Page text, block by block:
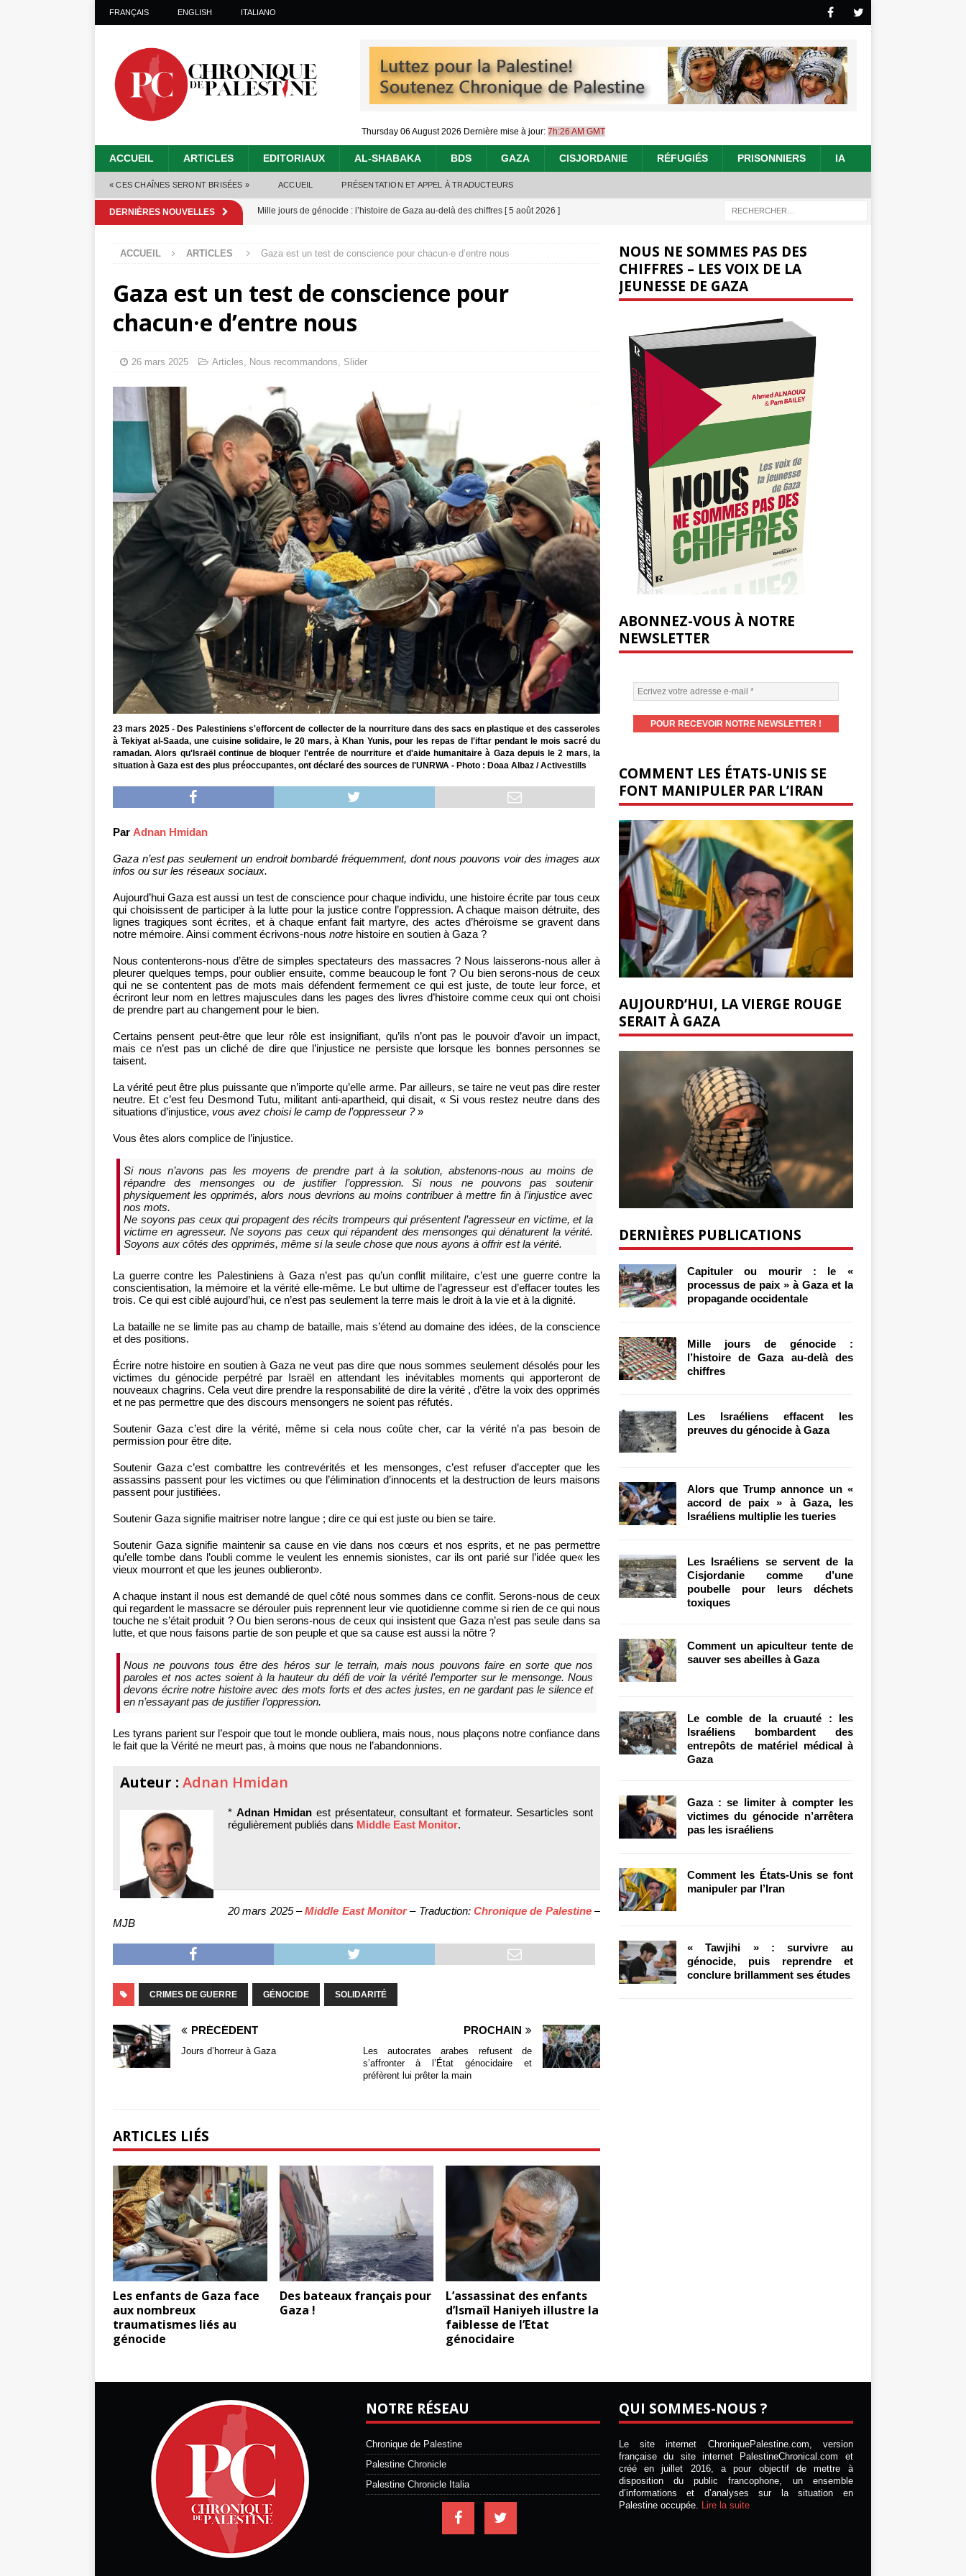
FRANÇAIS ENGLISH ITALIANO
Thursday 06 August 2026 Dernière mise à jour: 7h:26 AM GMT
ACCUEIL ARTICLES EDITORIAUX AL-SHABAKA BDS GAZA CISJORDANIE RÉFUGIÉS PRISONNIERS IA
« CES CHAÎNES SERONT BRISÉES » ACCUEIL PRÉSENTATION ET APPEL À TRADUCTEURS
DERNIÈRES NOUVELLES Mille jours de génocide : l’histoire de Gaza au-delà des chiffres [ 5 août 2026 ]
Alors que Trump annonce un « accord de paix » à Gaza, les Israéliens multiplie les
tueries[ 4 août 2026 ]
Les Israéliens se servent de la Cisjordanie comme d’une poubelle pour leurs déchets
toxiques[ 3 août 2026 ]
Capituler ou mourir : le « processus de paix » à Gaza et la propagande occidentale
ACCUEIL ARTICLES Gaza est un test de conscience pour chacun·e d’entre nous
Gaza est un test de conscience pour
chacun·e d’entre nous
26 mars 2025 Articles, Nous recommandons, Slider
23 mars 2025 - Des Palestiniens s'efforcent de collecter de la nourriture dans des sacs en plastique et des casseroles
à Tekiyat al-Saada, une cuisine solidaire, le 20 mars, à Khan Yunis, pour les repas de l'iftar pendant le mois sacré du
ramadan. Alors qu'Israël continue de bloquer l'entrée de nourriture et d'aide humanitaire à Gaza depuis le 2 mars, la
situation à Gaza est des plus préoccupantes, ont déclaré des sources de l'UNRWA - Photo : Doaa Albaz / Activestills
Par Adnan Hmidan
Gaza n’est pas seulement un endroit bombardé fréquemment, dont nous pouvons voir des images aux
infos ou sur les réseaux sociaux.
Aujourd’hui Gaza est aussi un test de conscience pour chaque individu, une histoire écrite par tous ceux
qui choisissent de participer à la lutte pour la justice contre l’oppression. A chaque maison détruite, des
lignes tragiques sont écrites, et à chaque enfant fait martyre, des actes d’héroïsme se gravent dans
notre mémoire. Ainsi comment écrivons-nous notre histoire en soutien à Gaza ?
Nous contenterons-nous d’être de simples spectateurs des massacres ? Nous laisserons-nous aller à
pleurer quelques temps, pour oublier ensuite, comme beaucoup le font ? Ou bien serons-nous de ceux
qui ne se contentent pas de mots mais défendent fermement ce qui est juste, de toute leur force, et
écriront leur nom en lettres majuscules dans les pages des livres d’histoire comme ceux qui ont choisi
de prendre part au changement pour le bien.
Certains pensent peut-être que leur rôle est insignifiant, qu’ils n’ont pas le pouvoir d’avoir un impact,
mais ce n’est pas un cliché de dire que l’injustice ne persiste que lorsque les bonnes personnes se
taisent.
La vérité peut être plus puissante que n’importe qu’elle arme. Par ailleurs, se taire ne veut pas dire rester
neutre. Et c’est feu Desmond Tutu, militant anti-apartheid, qui disait, « Si vous restez neutre dans des
situations d’injustice, vous avez choisi le camp de l’oppresseur ?»
Vous êtes alors complice de l’injustice.
Si nous n’avons pas les moyens de prendre part à la solution, abstenons-nous au moins de
répandre des mensonges ou de justifier l’oppression. Si nous ne pouvons pas soutenir
physiquement les opprimés, alors nous devrions au moins contribuer à mettre fin à l’injustice avec
nos mots.
Ne soyons pas ceux qui propagent des récits trompeurs qui présentent l’agresseur en victime, et la
victime en agresseur. Ne soyons pas ceux qui répandent des mensonges qui dénaturent la vérité.
Soyons aux côtés des opprimés, même si la seule chose que nous ayons à offrir est la vérité.
La guerre contre les Palestiniens à Gaza n’est pas qu’un conflit militaire, c’est une guerre contre la
conscientisation, la mémoire et la vérité elle-même. Le but ultime de l’agresseur est d’effacer toutes les
trois. Ce qui est ciblé aujourd’hui, ce n’est pas seulement la terre mais le droit à la vie et à la dignité.
La bataille ne se limite pas au champ de bataille, mais s’étend au domaine des idées, de la conscience
et des positions.
Écrire notre histoire en soutien à Gaza ne veut pas dire que nous sommes seulement désolés pour les
victimes du génocide perpétré par Israël en attendant les inévitables moments qui apporteront de
nouveaux chagrins. Cela veut dire prendre la responsabilité de dire la vérité , d’être la voix des opprimés
et ne pas permettre que des discours mensongers ne soient pas réfutés.
Soutenir Gaza c’est dire la vérité, même si cela nous coûte cher, car la vérité n’a pas besoin de
permission pour être dite.
Soutenir Gaza c’est combattre les contrevérités et les mensonges, c’est refuser d’accepter que les
assassins passent pour les victimes ou que l’élimination d’innocents et la destruction de leurs maisons
passent pour justifiées.
Soutenir Gaza signifie maitriser notre langue ; dire ce qui est juste ou bien se taire.
Soutenir Gaza signifie maintenir sa cause en vie dans nos cœurs et nos esprits, et ne pas permettre
qu’elle tombe dans l’oubli comme le veulent les ennemis sionistes, car ils ont parié sur l’idée que« les
vieux mourront et que les jeunes oublieront».
A chaque instant il nous est demandé de quel côté nous sommes dans ce conflit. Serons-nous de ceux
qui regardent le massacre se dérouler puis reprennent leur vie quotidienne comme si rien de ce qui nous
touche ne s’était produit ? Ou bien serons-nous de ceux qui insistent que Gaza n’est pas seule dans sa
lutte, et que nous faisons partie de son peuple et que sa cause est aussi la nôtre ?
Nous ne pouvons tous être des héros sur le terrain, mais nous pouvons faire en sorte que nos
paroles et nos actes soient à la hauteur du défi de voir la vérité l’emporter sur le mensonge. Nous
devons écrire notre histoire avec des mots forts et des actes justes, en ne gardant pas le silence et
en n’essayant pas de justifier l’oppression.
Les tyrans parient sur l’espoir que tout le monde oubliera, mais nous, nous plaçons notre confiance dans
le fait que la Vérité ne meurt pas, à moins que nous ne l’abandonnions.
Auteur : Adnan Hmidan
* Adnan Hmidan est présentateur, consultant et formateur. Sesarticles sont
régulièrement publiés dans Middle East Monitor.
20 mars 2025 –Middle East Monitor– Traduction:Chronique de Palestine–
MJB
CRIMES DE GUERRE GÉNOCIDE SOLIDARITÉ
PRÉCÉDENT
Jours d’horreur à Gaza
PROCHAIN
Les autocrates arabes refusent de
s’affronter à l’État génocidaire et
préfèrent lui prêter la main
ARTICLES LIÉS
Les enfants de Gaza face
aux nombreux
traumatismes liés au
génocide
Des bateaux français pour
Gaza !
L’assassinat des enfants
d’Ismaïl Haniyeh illustre la
faiblesse de l’Etat
génocidaire
NOUS NE SOMMES PAS DES
CHIFFRES – LES VOIX DE LA
JEUNESSE DE GAZA
ABONNEZ-VOUS À NOTRE
NEWSLETTER
COMMENT LES ÉTATS-UNIS SE
FONT MANIPULER PAR L’IRAN
AUJOURD’HUI, LA VIERGE ROUGE
SERAIT À GAZA
DERNIÈRES PUBLICATIONS
Capituler ou mourir : le «
processus de paix » à Gaza et la
propagande occidentale
Mille jours de génocide :
l’histoire de Gaza au-delà des
chiffres
Les Israéliens effacent les
preuves du génocide à Gaza
Alors que Trump annonce un «
accord de paix » à Gaza, les
Israéliens multiplie les tueries
Les Israéliens se servent de la
Cisjordanie comme d’une
poubelle pour leurs déchets
toxiques
Comment un apiculteur tente de
sauver ses abeilles à Gaza
Le comble de la cruauté : les
Israéliens bombardent des
entrepôts de matériel médical à
Gaza
Gaza : se limiter à compter les
victimes du génocide n’arrêtera
pas les israéliens
Comment les États-Unis se font
manipuler par l’Iran
« Tawjihi » : survivre au
génocide, puis reprendre et
conclure brillamment ses études
NOTRE RÉSEAU
Chronique de Palestine
Palestine Chronicle
Palestine Chronicle Italia
QUI SOMMES-NOUS ?
Le site internet ChroniquePalestine.com, version
française du site internet PalestineChronical.com et
créé en juillet 2016, a pour objectif de mettre à
disposition du public francophone, un ensemble
d’informations et d’analyses sur la situation en
Palestine occupée. Lire la suite